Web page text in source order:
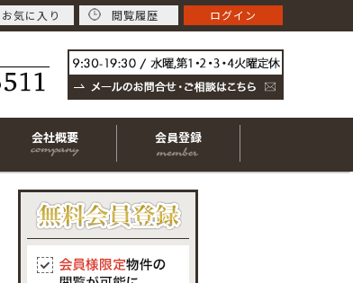
会社概要 会員登録
お気に入り 閲覧履歴 ログイン